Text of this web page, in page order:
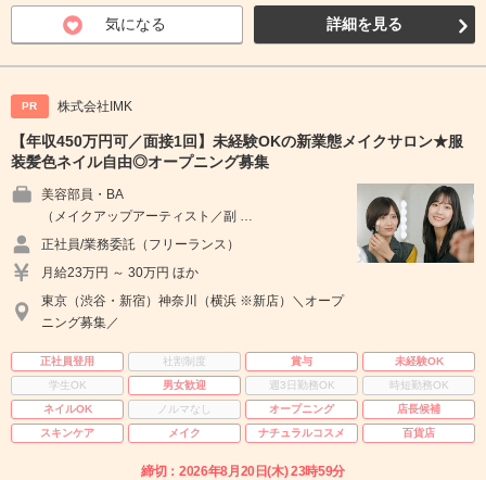
気になる 詳細を見る
PR 株式会社IMK
【年収450万円可／面接1回】未経験OKの新業態メイクサロン★服
装髪色ネイル自由◎オープニング募集
美容部員・BA
（メイクアップアーティスト／副 …
正社員/業務委託（フリーランス）
月給23万円 ～ 30万円 ほか
東京（渋谷・新宿）神奈川（横浜 ※新店）＼オープ
ニング募集／
正社員登用 社割制度 賞与
未経験OK
学生OK
男女歓迎 週3日勤務OK
時短勤務OK
ネイルOK
ノルマなし オープニング
店長候補
スキンケア
メイク ナチュラルコスメ 百貨店
締切：2026年8月20日(木) 23時59分